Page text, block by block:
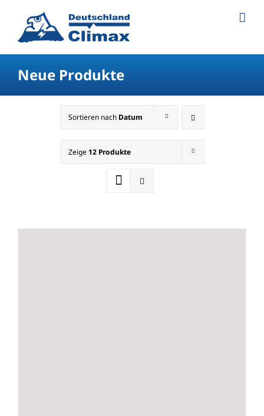
Neue Produkte
Sortieren nach Datum
Zeige 12 Produkte